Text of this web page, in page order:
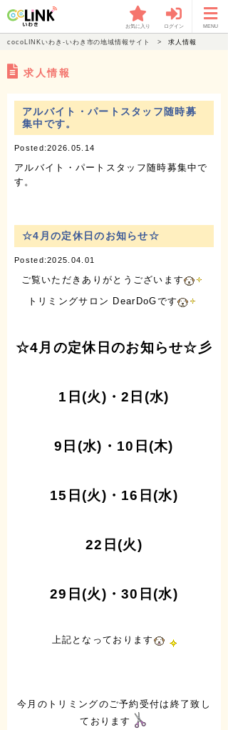
お気に入り ログイン MENU
cocoLINKいわき-いわき市の地域情報サイト 求人情報
求人情報
アルバイト・パートスタッフ随時募
集中です。
Posted:2026.05.14
アルバイト・パートスタッフ随時募集中で
す。
☆4月の定休日のお知らせ☆
Posted:2025.04.01
ご覧いただきありがとうございます
トリミングサロン DearDoGです
☆4月の定休日のお知らせ☆彡
1日(火)・2日(水)
9日(水)・10日(木)
15日(火)・16日(水)
22日(火)
29日(火)・30日(水)
上記となっております
今月のトリミングのご予約受付は終了致し
ております